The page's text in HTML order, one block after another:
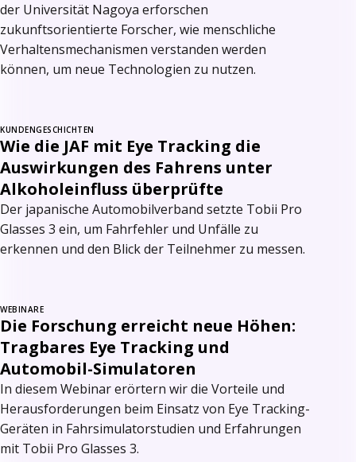
der Universität Nagoya erforschen
zukunftsorientierte Forscher, wie menschliche
Verhaltensmechanismen verstanden werden
können, um neue Technologien zu nutzen.
KUNDENGESCHICHTEN
Wie die JAF mit Eye Tracking die
Auswirkungen des Fahrens unter
Alkoholeinfluss überprüfte
Der japanische Automobilverband setzte Tobii Pro
Glasses 3 ein, um Fahrfehler und Unfälle zu
erkennen und den Blick der Teilnehmer zu messen.
WEBINARE
Die Forschung erreicht neue Höhen:
Tragbares Eye Tracking und
Automobil-Simulatoren
In diesem Webinar erörtern wir die Vorteile und
Herausforderungen beim Einsatz von Eye Tracking-
Geräten in Fahrsimulatorstudien und Erfahrungen
mit Tobii Pro Glasses 3.